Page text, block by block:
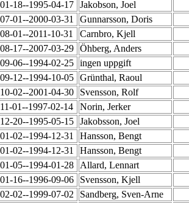
18--1995-04-17 Jakobson, Joel
01--2000-03-31 Gunnarsson, Doris
01--2011-10-31 Carnbro, Kjell
17--2007-03-29 Öhberg, Anders
06--1994-02-25 ingen uppgift
12--1994-10-05 Grünthal, Raoul
02--2001-04-30 Svensson, Rolf
01--1997-02-14 Norin, Jerker
20--1995-05-15 Jakobsson, Joel
02--1994-12-31 Hansson, Bengt
02--1994-12-31 Hansson, Bengt
05--1994-01-28 Allard, Lennart
16--1996-09-06 Svensson, Kjell
02--1999-07-02 Sandberg, Sven-Arne